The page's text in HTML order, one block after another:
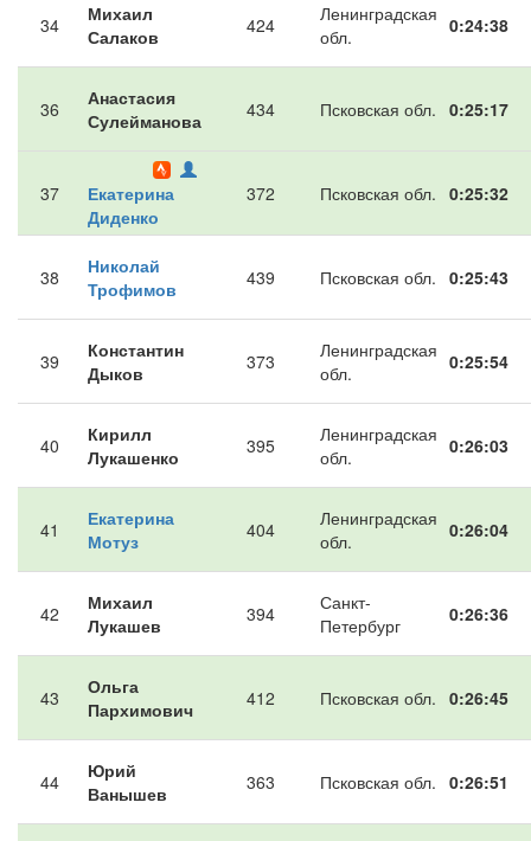
34
Михаил
Салаков
424
Ленинградская
обл.
0:24:38
36
Анастасия
Сулейманова
434 Псковская обл. 0:25:17
37
Екатерина
Диденко
372 Псковская обл. 0:25:32
38
Николай
Трофимов
439 Псковская обл. 0:25:43
39
Константин
Дыков
373
Ленинградская
обл.
0:25:54
40
Кирилл
Лукашенко
395
Ленинградская
обл.
0:26:03
41
Екатерина
Мотуз
404
Ленинградская
обл.
0:26:04
42
Михаил
Лукашев
394
Санкт-
Петербург
0:26:36
43
Ольга
Пархимович
412 Псковская обл. 0:26:45
44
Юрий
Ванышев
363 Псковская обл. 0:26:51